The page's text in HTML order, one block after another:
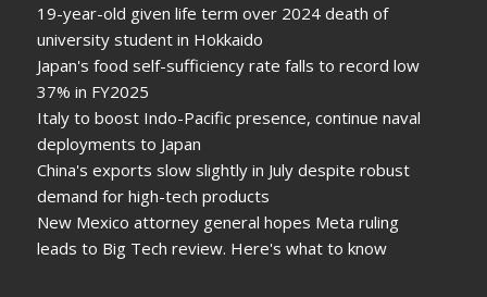
19-year-old given life term over 2024 death of
university student in Hokkaido
Japan's food self-sufficiency rate falls to record low
37% in FY2025
Italy to boost Indo-Pacific presence, continue naval
deployments to Japan
China's exports slow slightly in July despite robust
demand for high-tech products
New Mexico attorney general hopes Meta ruling
leads to Big Tech review. Here's what to know